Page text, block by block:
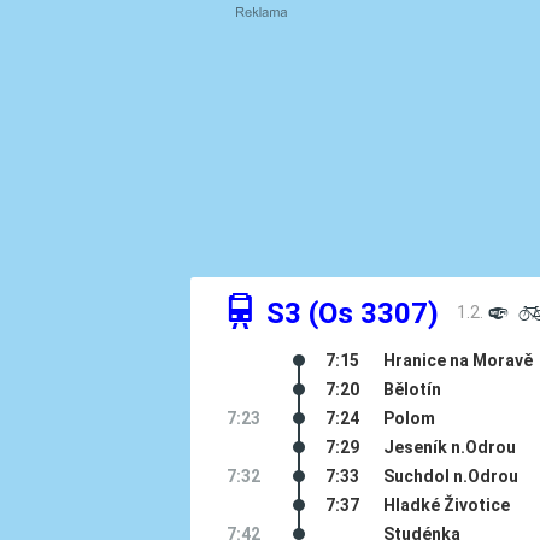
û S3 (Os 3307) 1.2. º
7:15
Hranice na Moravě
7:20
Bělotín
7:23
7:24
Polom
7:29
Jeseník n.Odrou
7:32
7:33
Suchdol n.Odrou
7:37
Hladké Životice
7:42
Studénka